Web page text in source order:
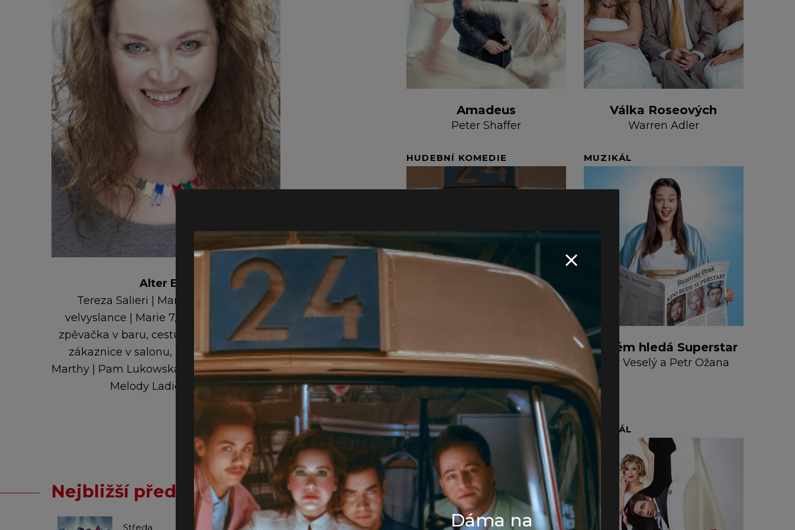
Alter Ega
Tereza Salieri | Manželka řeckého
velvyslance | Marie 7, prošedivělý pán,
zpěvačka v baru, cestující, žena v bance,
zákaznice v salonu, anděl|Angelgirl
Marthy | Pam Lukowská
Členky orchestru
Melody Ladies (basa)
Nejbližší představení
Středa
Amadeus
Peter Shaffer
Válka Roseových
Warren Adler
HUDEBNÍ KOMEDIE
Vratislav Blažek, Ladislav
Rychman, Jiří Bažant,
Vlastimil Hála, Jiří Malásek
MUZIKÁL
Betlém hledá Superstar
Petr Veselý a Petr Ožana
MUZIKÁL MUZIKÁL
Cookies
Náš web používá cookies. Díky tomu vám můžeme nabídnout více efektivní
uživatelský zážitek. Souhlas k ukládání cookies udělíte kliknutím na políčko
Dáma na